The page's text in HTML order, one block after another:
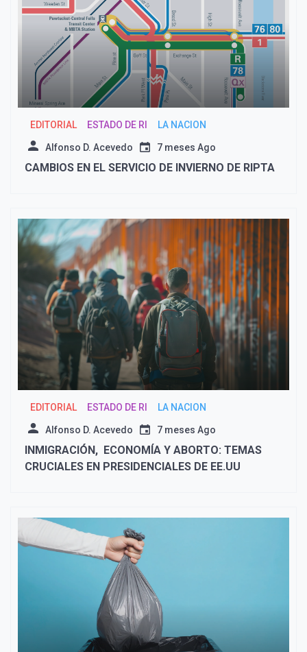
EDITORIAL ESTADO DE RI LA NACION
Alfonso D. Acevedo 7 meses Ago
CAMBIOS EN EL SERVICIO DE INVIERNO DE RIPTA
EDITORIAL ESTADO DE RI LA NACION
Alfonso D. Acevedo 7 meses Ago
INMIGRACIÓN, ECONOMÍA Y ABORTO: TEMAS
CRUCIALES EN PRESIDENCIALES DE EE.UU